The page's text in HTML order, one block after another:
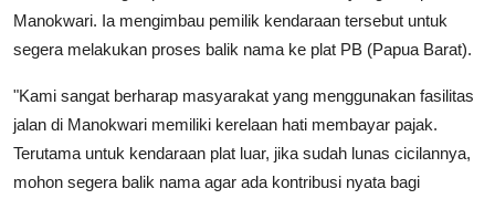
Manokwari. Ia mengimbau pemilik kendaraan tersebut untuk
segera melakukan proses balik nama ke plat PB (Papua Barat).
"Kami sangat berharap masyarakat yang menggunakan fasilitas
jalan di Manokwari memiliki kerelaan hati membayar pajak.
Terutama untuk kendaraan plat luar, jika sudah lunas cicilannya,
mohon segera balik nama agar ada kontribusi nyata bagi